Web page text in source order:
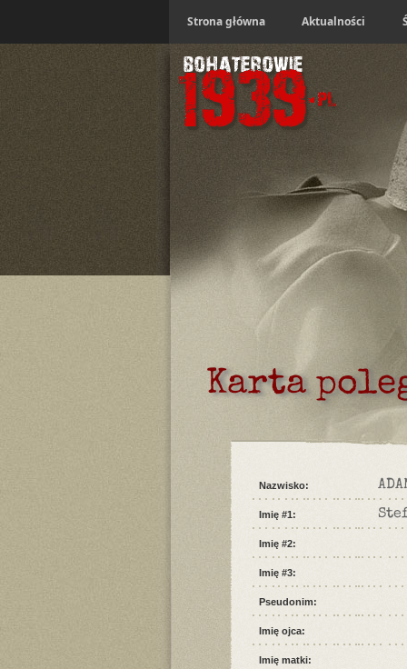
Strona główna Aktualności
Karta
Nazwisko:
Imię #1:
Imię #2:
Imię #3:
Pseudonim:
Imię ojca:
Imię matki: